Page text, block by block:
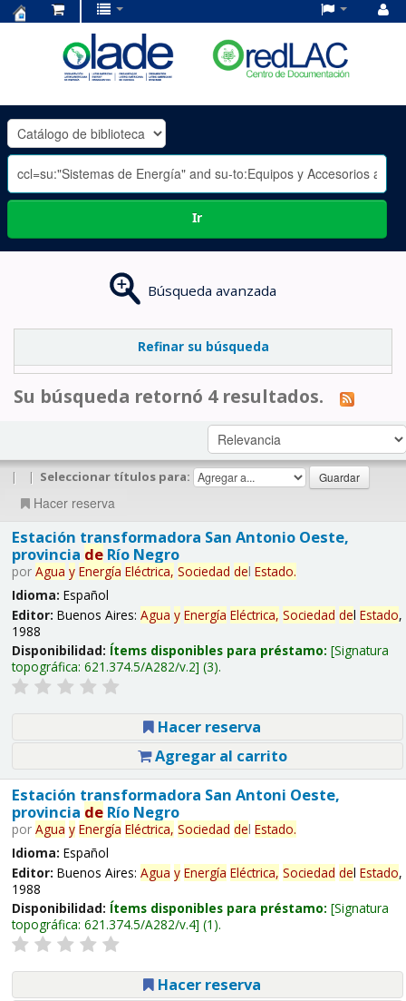
OLADE
-
Ir
Búsqueda avanzada
Refinar su búsqueda
Su búsqueda retornó 4 resultados.
| | Seleccionar títulos para:
Hacer reserva
Estación transformadora San Antonio Oeste,
provincia deRío Negro
por Agua y Energía Eléctrica, Sociedad del Estado.
Idioma: Español
Editor: Buenos Aires: Agua y Energía Eléctrica, Sociedad del Estado,
1988
Disponibilidad: Ítems disponibles para préstamo: Signatura
topográfica: 621.374.5/A282/v.2 (3).
Hacer reserva
Agregar al carrito
Estación transformadora San Antoni Oeste,
provincia deRío Negro
por Agua y Energía Eléctrica, Sociedad del Estado.
Idioma: Español
Editor: Buenos Aires: Agua y Energía Eléctrica, Sociedad del Estado,
1988
Disponibilidad: Ítems disponibles para préstamo: Signatura
topográfica: 621.374.5/A282/v.4 (1).
Hacer reserva